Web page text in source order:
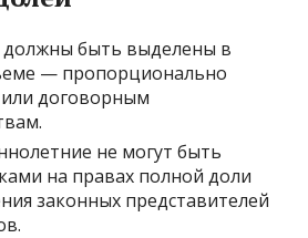
должны быть выделены в
— пропорционально
договорным
не могут быть
на правах полной доли
законных представителей